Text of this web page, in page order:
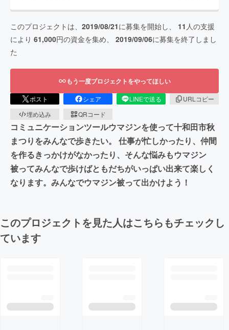
このプロジェクトは、 2019/08/21に募集を開始し、 11 人の支援
により 61,000円の資金を集め、 2019/09/06に募集を終了しまし
た
もう一度プロジェクトをやってほしい
ポスト シェア LINEで送る
URLコピー
埋め込み
QRコード
コミュニケーションツールウマジンを使って十和田市秋
まつりをみんなで歩きたい。 仕事が忙しかったり、仲間
を作るきっかけがなかったり、そんな悩みもウマジン
被ってみんなで歩けばともだちがいっぱい出来て楽しく
なります。みんなでウマジン被って出かけよう！
このプロジェクトを見た人はこちらもチェックし
ています